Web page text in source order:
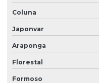
Coluna
Japonvar
Araponga
Florestal
Formoso